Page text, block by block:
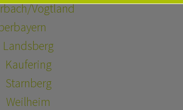
Vogtland
Landsberg
Kaufering
Starnberg
Weilheim